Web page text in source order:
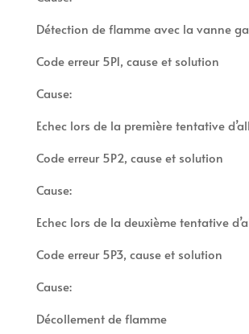
Détection de flamme avec la vanne
Code erreur 5P1, cause et solution
Cause:
Echec lors de la première tentative
Code erreur 5P2, cause et solution
Cause:
Echec lors de la deuxième tentative
Code erreur 5P3, cause et solution
Cause:
Décollement de flamme